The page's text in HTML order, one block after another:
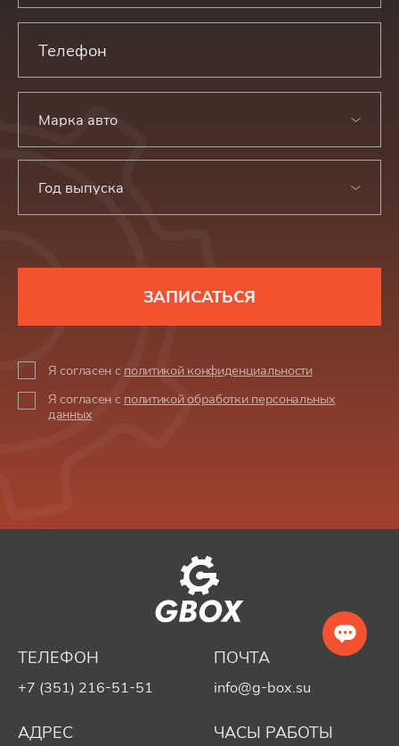
Марка авто
Год выпуска
ЗАПИСАТЬСЯ
Я согласен с политикой конфиденциальности
Я согласен с политикой обработки персональных
данных
ТЕЛЕФОН
+7 (351) 216-51-51
ПОЧТА
info@g-box.su
АДРЕС ЧАСЫ РАБОТЫ